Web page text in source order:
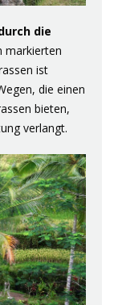
die
markierten
ist
die einen
bieten,
verlangt.